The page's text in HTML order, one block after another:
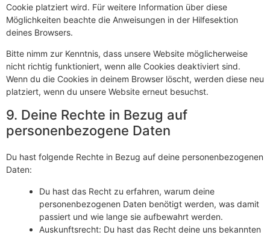
Cookie platziert wird. Für weitere Information über diese
Möglichkeiten beachte die Anweisungen in der Hilfesektion
deines Browsers.
Bitte nimm zur Kenntnis, dass unsere Website möglicherweise
nicht richtig funktioniert, wenn alle Cookies deaktiviert sind.
Wenn du die Cookies in deinem Browser löscht, werden diese neu
platziert, wenn du unsere Website erneut besuchst.
9. Deine Rechte in Bezug auf
personenbezogene Daten
Du hast folgende Rechte in Bezug auf deine personenbezogenen
Daten:
Du hast das Recht zu erfahren, warum deine
personenbezogenen Daten benötigt werden, was damit
passiert und wie lange sie aufbewahrt werden.
Auskunftsrecht: Du hast das Recht deine uns bekannten